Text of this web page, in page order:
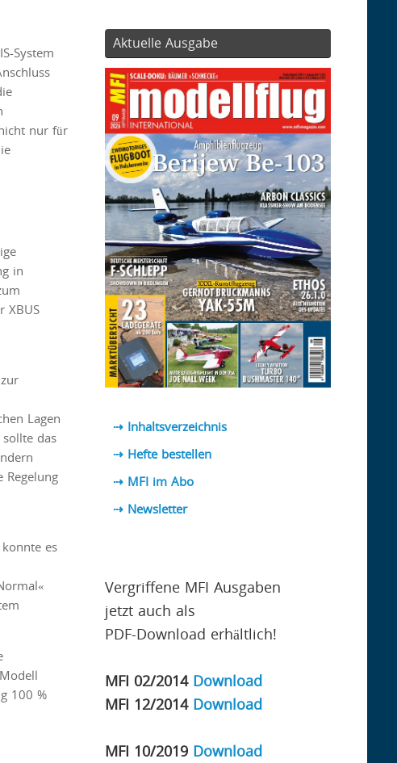
System
nur für
in
XBUS
Lagen
das
Regelung
es
100 %
Aktuelle Ausgabe
⇢ Inhaltsverzeichnis
⇢ Hefte bestellen
⇢ MFI im Abo
⇢ Newsletter
Vergriffene MFI Ausgaben
jetzt auch als
PDF-Download erhältlich!
MFI 02/2014 Download
MFI 12/2014 Download
MFI 10/2019 Download